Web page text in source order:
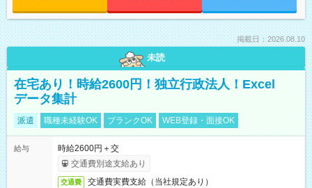
掲載日：2026.08.10
未読
在宅あり！時給2600円！独立行政法人！Excel
データ集計
派遣 職種未経験OK ブランクOK WEB登録・面接OK
給与
時給2600円＋交
交通費別途支給あり
交通費 交通費実費支給（当社規定あり）